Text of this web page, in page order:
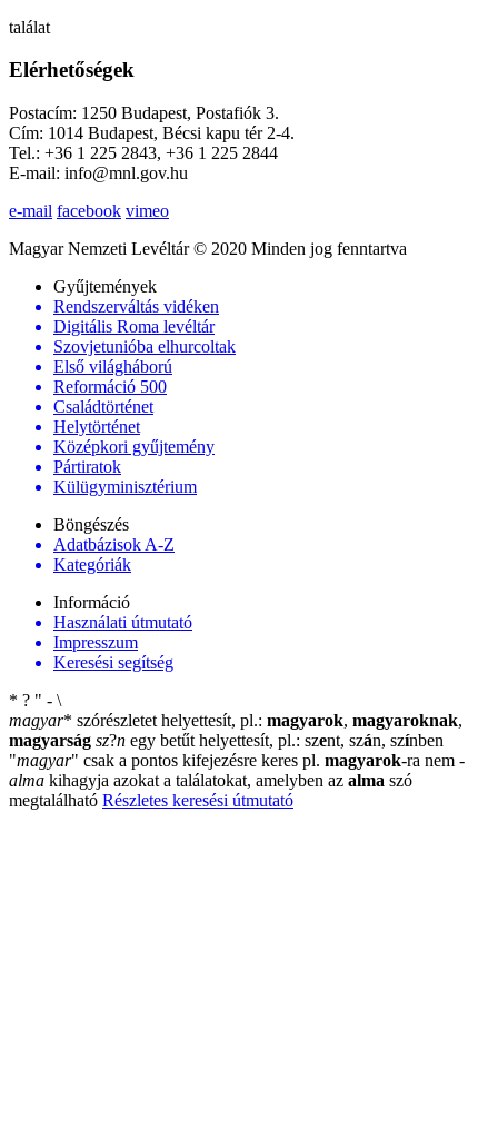
találat
Elérhetőségek
Postacím: 1250 Budapest, Postafiók 3.
Cím: 1014 Budapest, Bécsi kapu tér 2-4.
Tel.: +36 1 225 2843, +36 1 225 2844
E-mail: info@mnl.gov.hu
e-mail facebook vimeo
Magyar Nemzeti Levéltár © 2020 Minden jog fenntartva
Gyűjtemények
Rendszerváltás vidéken
Digitális Roma levéltár
Szovjetunióba elhurcoltak
Első világháború
Reformáció 500
Családtörténet
Helytörténet
Középkori gyűjtemény
Pártiratok
Külügyminisztérium
Böngészés
Adatbázisok A-Z
Kategóriák
Információ
Használati útmutató
Impresszum
Keresési segítség
* ? " - \
magyar* szórészletet helyettesít, pl.: magyarok, magyaroknak,
magyarság sz?n egy betűt helyettesít, pl.: szent, szán, színben
"magyar" csak a pontos kifejezésre keres pl. magyarok-ra nem -
alma kihagyja azokat a találatokat, amelyben az alma szó
megtalálható Részletes keresési útmutató